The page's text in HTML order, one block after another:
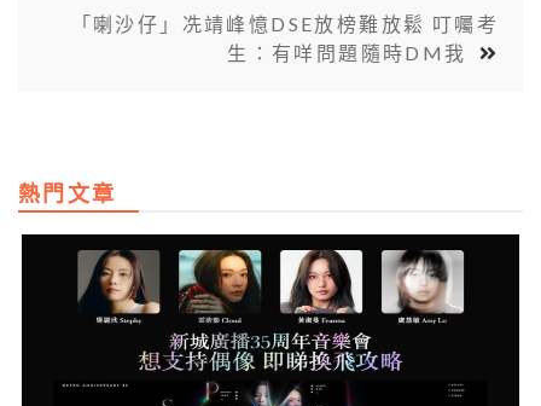
「喇沙仔」冼靖峰憶DSE放榜難放鬆 叮囑考
生：有咩問題隨時DM我
熱門文章